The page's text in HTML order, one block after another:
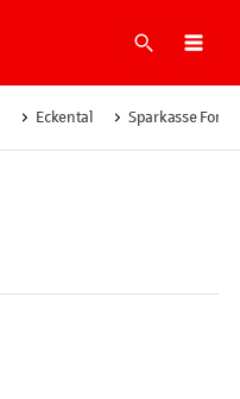
Suche
Eckental Sparkasse